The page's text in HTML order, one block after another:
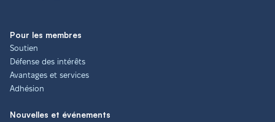
Pour les membres
Soutien
Défense des intérêts
Avantages et services
Adhésion
Nouvelles et événements